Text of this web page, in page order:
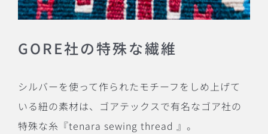
GORE社の特殊な繊維
シルバーを使って作られたモチーフをしめ上げて
いる紐の素材は、ゴアテックスで有名なゴア社の
特殊な糸『tenara sewing thread 』。